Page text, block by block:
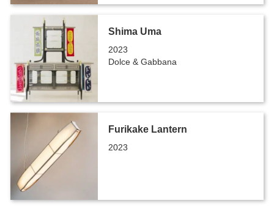
Shima Uma
2023
Dolce & Gabbana
Furikake Lantern
2023